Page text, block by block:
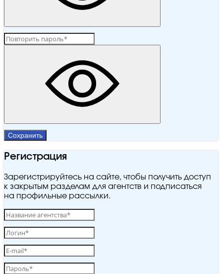
Сохранить
Регистрация
Зарегистрируйтесь на сайте, чтобы получить доступ
к закрытым разделам для агентств и подписаться
на профильные рассылки.